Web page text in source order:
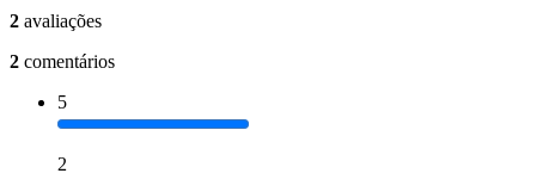
2 avaliações
2 comentários
5
2